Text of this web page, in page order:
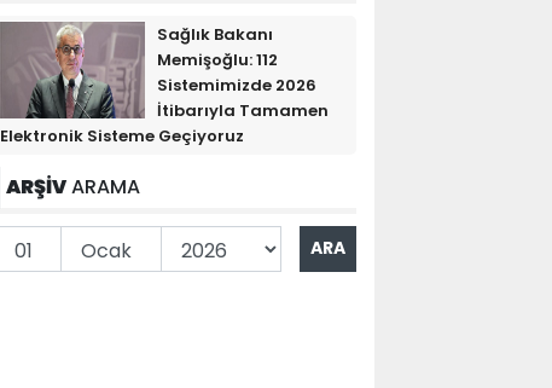
Sağlık Bakanı
Memişoğlu: 112
Sistemimizde 2026
İtibarıyla Tamamen
Elektronik Sisteme Geçiyoruz
ARŞİVARAMA